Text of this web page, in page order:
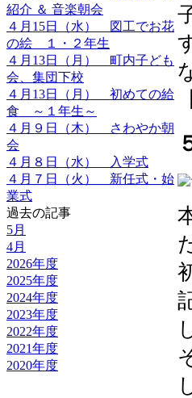
紹介 ＆ 音楽朝会
４月15日（水） 図工でお花
の絵 １・２年生
４月13日（月） 町内子ども
会、集団下校
４月13日（月） 初めての給
食 ～１年生～
４月９日（木） さわやか朝
会
４月８日（水） 入学式
４月７日（火） 新任式・始
業式
過去の記事
5月
4月
2026年度
2025年度
2024年度
2023年度
2022年度
2021年度
2020年度